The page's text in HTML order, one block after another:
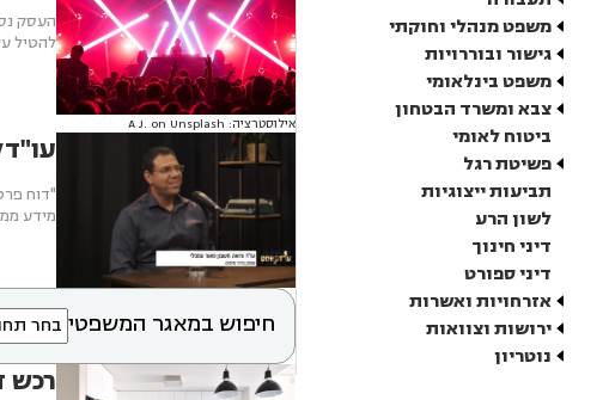
משפט מנהלי וחוקתי
גישור ובוררויות
משפט בינלאומי
צבא ומשרד הבטחון
ביטוח לאומי
פשיטת רגל
תביעות ייצוגיות
לשון הרע
דיני חינוך
דיני ספורט
אזרחויות ואשרות
ירושות וצוואות
נוטריון
אילוסטרציה: A J. on Unsplash
להטיל
עו"דקאסט 157 | קיבלתם
"דוח
מידע
חיפוש במאגר המשפטי
רכש